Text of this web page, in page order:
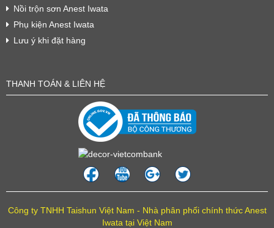
Nồi trộn sơn Anest Iwata
Phụ kiện Anest Iwata
Lưu ý khi đặt hàng
THANH TOÁN & LIÊN HỆ
Công ty TNHH Taishun Việt Nam - Nhà phân phối chính thức Anest
Iwata tại Việt Nam